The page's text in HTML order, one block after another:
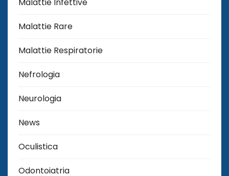
Malattie Rare
Malattie Respiratorie
Nefrologia
Neurologia
News
Oculistica
Odontoiatria